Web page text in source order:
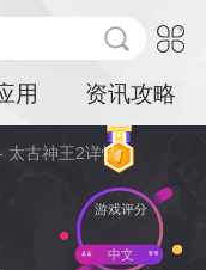
用 资讯攻略
太古神王2详情
游戏评分
中文